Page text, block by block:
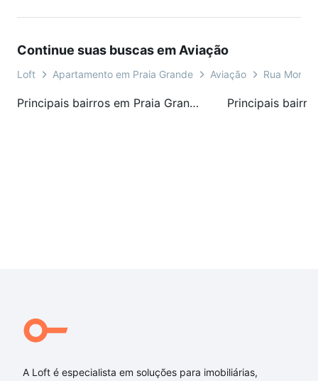
Continue suas buscas em Aviação
Loft Apartamento em Praia Grande Aviação Rua Monte
Principais bairros em Praia Grande, SP
A Loft é especialista em soluções para imobiliárias,